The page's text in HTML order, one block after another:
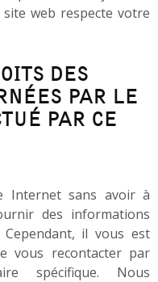
web respecte votre
DES
PAR LE
PAR CE
Internet sans avoir à
des informations
Cependant, il vous est
vous recontacter par
spécifique. Nous